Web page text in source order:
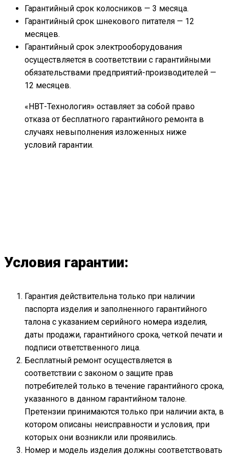
Гарантийный срок колосников — 3 месяца.
Гарантийный срок шнекового питателя — 12
месяцев.
Гарантийный срок электрооборудования
осуществляется в соответствии с гарантийными
обязательствами предприятий-производителей —
12 месяцев.
«НВТ-Технология» оставляет за собой право
отказа от бесплатного гарантийного ремонта в
случаях невыполнения изложенных ниже
условий гарантии.
Условия гарантии:
Гарантия действительна только при наличии
паспорта изделия и заполненного гарантийного
талона с указанием серийного номера изделия,
даты продажи, гарантийного срока, четкой печати и
подписи ответственного лица.
Бесплатный ремонт осуществляется в
соответствии с законом о защите прав
потребителей только в течение гарантийного срока,
указанного в данном гарантийном талоне.
Претензии принимаются только при наличии акта, в
котором описаны неисправности и условия, при
которых они возникли или проявились.
Номер и модель изделия должны соответствовать